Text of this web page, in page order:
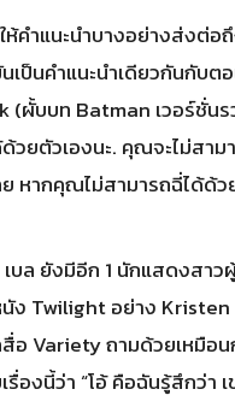
ห้คำแนะนำบางอย่างส่งต่
เป็นคำแนะนำเดียวกันกับต
(ผั้บบท Batman เวอร์ชั่นร
ด้วยตัวเองนะ. คุณจะไม่สา
ย หากคุณไม่สามารถฉี่ได้ด้ว
บล ยังมีอีก 1 นักแสดงสาว
ง Twilight อย่าง
อ Variety ถามด้วยเหมือน
รื่องนี้ว่า “โอ้ คือฉันรู้สึกว่า